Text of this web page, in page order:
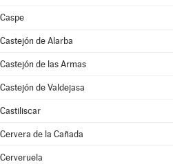
Caspe
Castejón de Alarba
Castejón de las Armas
Castejón de Valdejasa
Castiliscar
Cervera de la Cañada
Cerveruela